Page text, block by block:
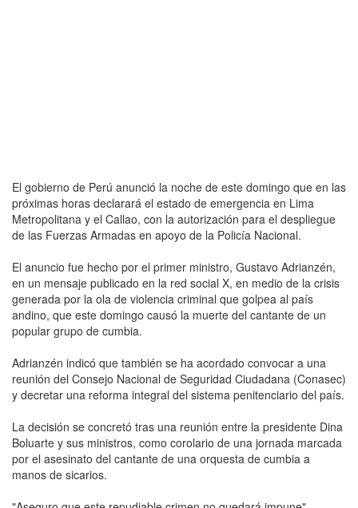
El gobierno de Perú anunció la noche de este domingo que en las
próximas horas declarará el estado de emergencia en Lima
Metropolitana y el Callao, con la autorización para el despliegue
de las Fuerzas Armadas en apoyo de la Policía Nacional.
El anuncio fue hecho por el primer ministro, Gustavo Adrianzén,
en un mensaje publicado en la red social X, en medio de la crisis
generada por la ola de violencia criminal que golpea al país
andino, que este domingo causó la muerte del cantante de un
popular grupo de cumbia.
Adrianzén indicó que también se ha acordado convocar a una
reunión del Consejo Nacional de Seguridad Ciudadana (Conasec)
y decretar una reforma integral del sistema penitenciario del país.
La decisión se concretó tras una reunión entre la presidente Dina
Boluarte y sus ministros, como corolario de una jornada marcada
por el asesinato del cantante de una orquesta de cumbia a
manos de sicarios.